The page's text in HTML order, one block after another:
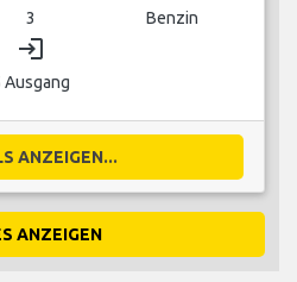
3 Benzin
login
Ausgang
ANZEIGEN...
ANZEIGEN